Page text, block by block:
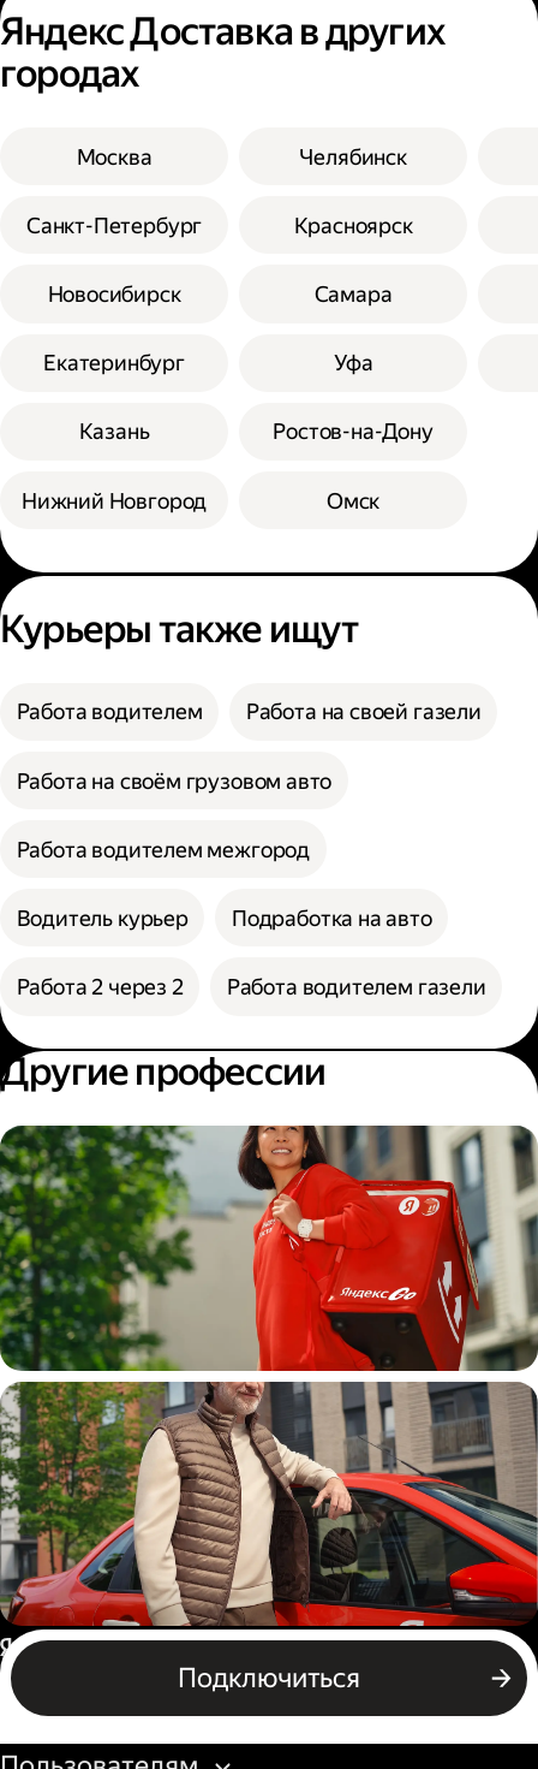
Яндекс Доставка в других
городах
Москва
Санкт-Петербург
Новосибирск
Екатеринбург
Казань
Нижний Новгород
Челябинск
Красноярск
Самара
Уфа
Ростов-на-Дону
Омск
Курьеры также ищут
Работа водителем Работа на своей газели
Работа на своём грузовом авто
Работа водителем межгород
Водитель курьер Подработка на авто
Работа 2 через 2 Работа водителем газели
Другие профессии
Пеший курьер
Автокурьер
Подключиться
Россия
Бизнесу